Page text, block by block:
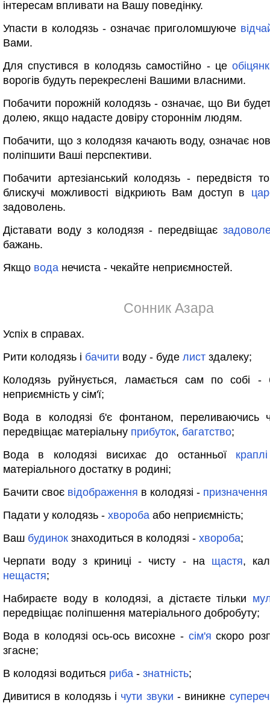
інтересам впливати на Вашу поведінку.
Упасти в колодязь - означає приголомшуюче
Вами.
Для спустився в колодязь самостійно - це
ворогів будуть перекреслені Вашими власними.
Побачити порожній колодязь - означає, що Ви
долею, якщо надасте довіру стороннім людям.
Побачити, що з колодязя качають воду, означає
поліпшити Ваші перспективи.
Побачити артезіанський колодязь - передвістя
блискучі можливості відкриють Вам доступ в
задоволень.
Діставати воду з колодязя - передвіщає
бажань.
Якщо вода нечиста - чекайте неприємностей.
Сонник Азара
Успіх в справах.
Рити колодязь і бачити воду - буде лист здалеку;
Колодязь руйнується, ламається сам по собі -
неприємність у сім'ї;
Вода в колодязі б'є фонтаном, переливаючись
передвіщає матеріальну прибуток, багатство;
Вода в колодязі висихає до останньої краплі
матеріального достатку в родині;
Бачити своє відображення в колодязі - призначення
Падати у колодязь - хвороба або неприємність;
Ваш будинок знаходиться в колодязі - хвороба;
Черпати воду з криниці - чисту - на щастя,
нещастя;
Набираєте воду в колодязі, а дістаєте тільки
передвіщає поліпшення матеріального добробуту;
Вода в колодязі ось-ось висохне - сім'я скоро
згасне;
В колодязі водиться риба - знатність;
Дивитися в колодязь і чути звуки - виникне